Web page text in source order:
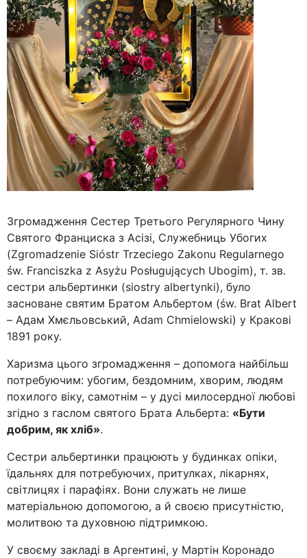
Згромадження Сестер Третього Регулярного Чину
Святого Франциска з Асізі, Служебниць Убогих
(Zgromadzenie Sióstr Trzeciego Zakonu Regularnego
św. Franciszka z Asyżu Posługujących Ubogim), т. зв.
сестри альбертинки (siostry albertynki), було
засноване святим Братом Альбертом (św. Brat Albert
– Адам Хмєльовський, Adam Chmielowski) у Кракові
1891 року.
Харизма цього згромадження – допомога найбільш
потребуючим: убогим, бездомним, хворим, людям
похилого віку, самотнім – у дусі милосердної любові
згідно з гаслом святого Брата Альберта: «Бути
добрим, як хліб».
Сестри альбертинки працюють у будинках опіки,
їдальнях для потребуючих, притулках, лікарнях,
світлицях і парафіях. Вони служать не лише
матеріальною допомогою, а й своєю присутністю,
молитвою та духовною підтримкою.
У своєму закладі в Аргентині, у Мартін Коронадо